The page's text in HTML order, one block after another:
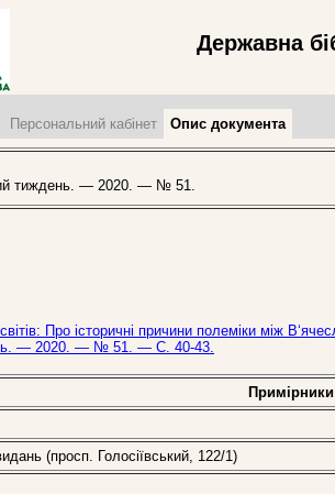
Державна
Персональний кабінет Опис документа
тиждень. — 2020. — № 51.
Про історичні причини полеміки між
— 2020. — № 51. — С. 40-43.
Примірники
(просп. Голосіївський, 122/1)